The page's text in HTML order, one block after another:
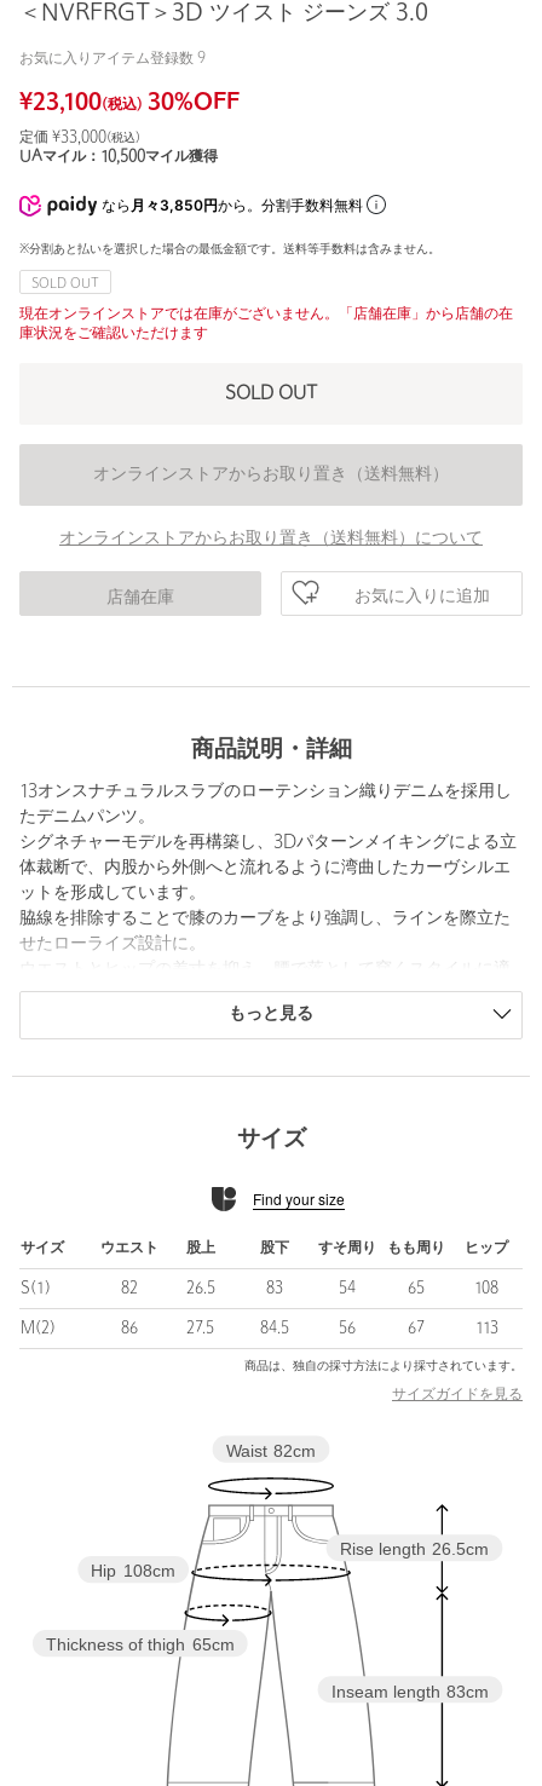
＜NVRFRGT＞3D ツイスト ジーンズ 3.0
お気に入りアイテム登録数 9
¥23,100(税込) 30%OFF
定価 ¥33,000(税込)
UAマイル： 10,500マイル獲得
なら 月々3,850円から。分割手数料無料
※分割あと払いを選択した場合の最低金額です。送料等手数料は含みません。
SOLD OUT
現在オンラインストアでは在庫がございません。「店舗在庫」から店舗の在
庫状況をご確認いただけます
SOLD OUT
オンラインストアからお取り置き（送料無料）
オンラインストアからお取り置き（送料無料）について
店舗在庫 お気に入りに追加
商品説明・詳細
13オンスナチュラルスラブのローテンション織りデニムを採用し
たデニムパンツ。
シグネチャーモデルを再構築し、3Dパターンメイキングによる立
体裁断で、内股から外側へと流れるように湾曲したカーヴシルエ
ットを形成しています。
脇線を排除することで膝のカーブをより強調し、ラインを際立た
せたローライズ設計に。
したフィッティングに仕上げています。
タック釦やリベットにはレーザー彫刻によるオリジナルパターン
禅における不忘念（フモウネン）の精神とアイデンティティーの
多様性”をコンセプトに掲げ、一過性のモノではなくワードローブ
を基に生み出される洗練性と実験的且つユニークなデザインのア
【注意事項】
※商品に「取り扱い上の注意書き」、「洗濯表示」がございます
場合は、使用前に必ずご確認ください。
※商品画像は、光の当たり具合やパソコンなどの閲覧環境によ
り、実際の色味と異なって見える場合がございます。あらかじめ
店舗へお問い合わせの際は、全国のBEAUTY&YOUTH各店舗まで
下記の品名/品番をお申し付けください。
品名：NG 3D TWISTED JEANS 3.0 品番：83145000032
商品詳細
返品等について
裾上げ前の仕上げはチェーンステ
ッチです
もっと見る
サイズ
Find your size
サイズ ウエスト 股上 股下 すそ周り もも周り ヒップ
S(1) 82 26.5 83 54 65 108
M(2) 86 27.5 84.5 56 67 113
商品は、独自の採寸方法により採寸されています。
サイズガイドを見る
Inseam length 83cm
Rise length 26.5cm
Thickness of thigh 65cm
Hip 108cm
Waist 82cm